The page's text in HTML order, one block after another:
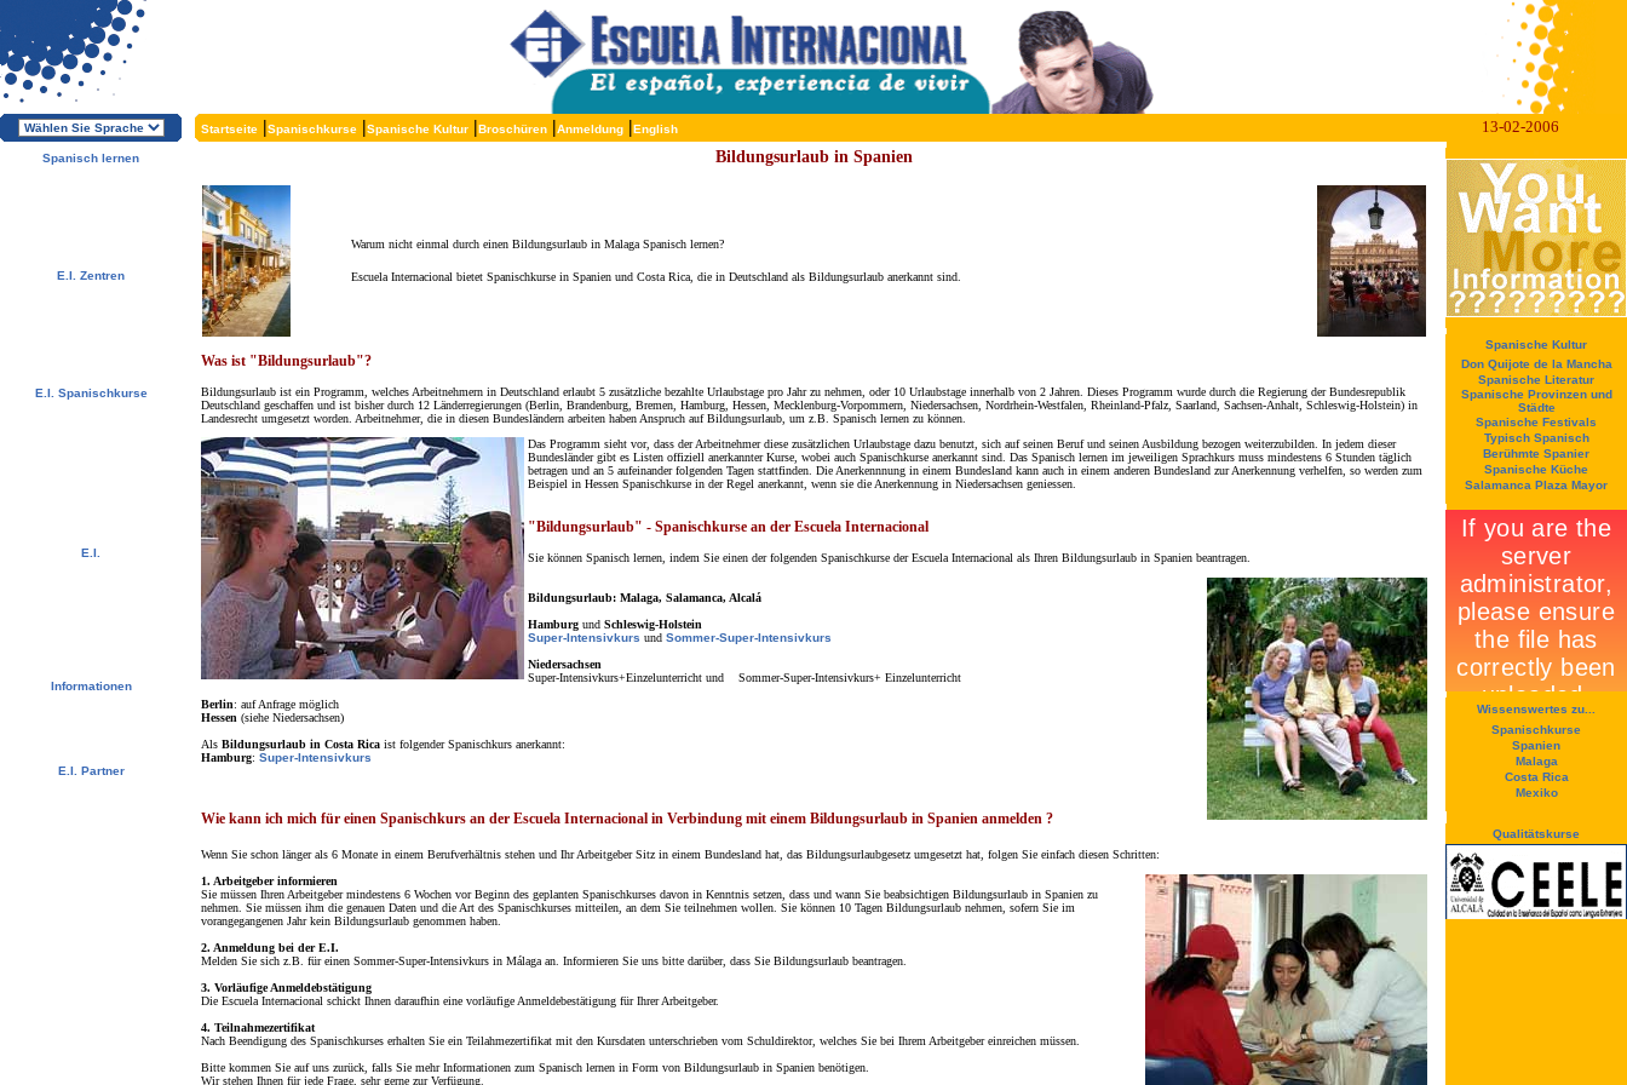
Startseite |Spanischkurse |Spanische Kultur |Broschüren |Anmeldung |English 13-02-2006
Spanisch lernen
E.I. Zentren
E.I. Spanischkurse
E.I.
Informationen
E.I. Partner
Bildungsurlaub in Spanien
Warum nicht einmal durch einen Bildungsurlaub in Malaga Spanisch lernen?
Escuela Internacional bietet Spanischkurse in Spanien und Costa Rica, die in Deutschland als Bildungsurlaub anerkannt sind.
Was ist "Bildungsurlaub"?
Bildungsurlaub ist ein Programm, welches Arbeitnehmern in Deutschland erlaubt 5 zusätzliche bezahlte Urlaubstage pro Jahr zu nehmen, oder 10 Urlaubstage innerhalb von 2 Jahren. Dieses Programm wurde durch die Regierung der Bundesrepublik
Deutschland geschaffen und ist bisher durch 12 Länderregierungen (Berlin, Brandenburg, Bremen, Hamburg, Hessen, Mecklenburg-Vorpommern, Niedersachsen, Nordrhein-Westfalen, Rheinland-Pfalz, Saarland, Sachsen-Anhalt, Schleswig-Holstein) in
Landesrecht umgesetzt worden. Arbeitnehmer, die in diesen Bundesländern arbeiten haben Anspruch auf Bildungsurlaub, um z.B. Spanisch lernen zu können.
Das Programm sieht vor, dass der Arbeitnehmer diese zusätzlichen Urlaubstage dazu benutzt, sich auf seinen Beruf und seinen Ausbildung bezogen weiterzubilden. In jedem dieser
Bundesländer gibt es Listen offiziell anerkannter Kurse, wobei auch Spanischkurse anerkannt sind. Das Spanisch lernen im jeweiligen Sprachkurs muss mindestens 6 Stunden täglich
betragen und an 5 aufeinander folgenden Tagen stattfinden. Die Anerkennnung in einem Bundesland kann auch in einem anderen Bundesland zur Anerkennung verhelfen, so werden zum
Beispiel in Hessen Spanischkurse in der Regel anerkannt, wenn sie die Anerkennung in Niedersachsen geniessen.
"Bildungsurlaub" - Spanischkurse an der Escuela Internacional
Sie können Spanisch lernen, indem Sie einen der folgenden Spanischkurse der Escuela Internacional als Ihren Bildungsurlaub in Spanien beantragen.
Bildungsurlaub: Malaga, Salamanca, Alcalá
Hamburg undSchleswig-Holstein
Super-Intensivkurs und Sommer-Super-Intensivkurs
Niedersachsen
Super-Intensivkurs+Einzelunterricht und Sommer-Super-Intensivkurs+ Einzelunterricht
Berlin: auf Anfrage möglich
Hessen (siehe Niedersachsen)
Als Bildungsurlaub in Costa Ricaist folgender Spanischkurs anerkannt:
Hamburg: Super-Intensivkurs
Wie kann ich mich für einen Spanischkurs an der Escuela Internacional in Verbindung mit einem Bildungsurlaub in Spanien anmelden ?
Wenn Sie schon länger als 6 Monate in einem Berufverhältnis stehen und Ihr Arbeitgeber Sitz in einem Bundesland hat, das Bildungsurlaubgesetz umgesetzt hat, folgen Sie einfach diesen Schritten:
1. Arbeitgeber informieren
Sie müssen Ihren Arbeitgeber mindestens 6 Wochen vor Beginn des geplanten Spanischkurses davon in Kenntnis setzen, dass und wann Sie beabsichtigen Bildungsurlaub in Spanien zu
nehmen. Sie müssen ihm die genauen Daten und die Art des Spanischkurses mitteilen, an dem Sie teilnehmen wollen. Sie können 10 Tagen Bildungsurlaub nehmen, sofern Sie im
vorangegangenen Jahr kein Bildungsurlaub genommen haben.
2. Anmeldung bei der E.I.
Melden Sie sich z.B. für einen Sommer-Super-Intensivkurs in Málaga an. Informieren Sie uns bitte darüber, dass Sie Bildungsurlaub beantragen.
3. Vorläufige Anmeldebstätigung
Die Escuela Internacional schickt Ihnen daraufhin eine vorläufige Anmeldebestätigung für Ihrer Arbeitgeber.
4. Teilnahmezertifikat
Nach Beendigung des Spanischkurses erhalten Sie ein Teilahmezertifikat mit den Kursdaten unterschrieben vom Schuldirektor, welches Sie bei Ihrem Arbeitgeber einreichen müssen.
Bitte kommen Sie auf uns zurück, falls Sie mehr Informationen zum Spanisch lernen in Form von Bildungsurlaub in Spanien benötigen.
Wir stehen Ihnen für jede Frage, sehr gerne zur Verfügung.
Spanische Kultur
Don Quijote de la Mancha
Spanische Literatur
Spanische Provinzen und
Städte
Spanische Festivals
Typisch Spanisch
Berühmte Spanier
Spanische Küche
Salamanca Plaza Mayor
Wissenswertes zu...
Spanischkurse
Spanien
Malaga
Costa Rica
Mexiko
Qualitätskurse